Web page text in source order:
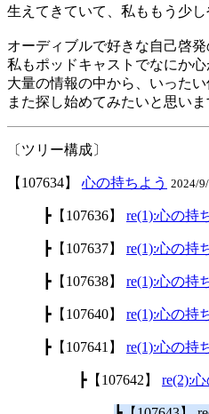
生えてきていて、私ももう少
オーディブルで好きな自己啓
私もポッドキャストでなにか
大量の情報の中から、いった
また探し始めてみたいと思いま
〔ツリー構成〕
【107634】 心の持ちよう 2024/
┣【107636】 re(1):心の持
┣【107637】 re(1):心の持
┣【107638】 re(1):心の持
┣【107640】 re(1):心の持
┣【107641】 re(1):心の持
┣【107642】 re(2):